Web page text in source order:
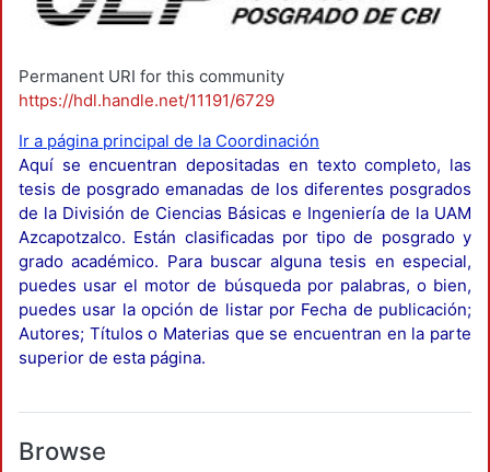
Permanent URI for this community
https://hdl.handle.net/11191/6729
Ir a página principal de la Coordinación
Aquí se encuentran depositadas en texto completo, las
tesis de posgrado emanadas de los diferentes posgrados
de la División de Ciencias Básicas e Ingeniería de la UAM
Azcapotzalco. Están clasificadas por tipo de posgrado y
grado académico. Para buscar alguna tesis en especial,
puedes usar el motor de búsqueda por palabras, o bien,
puedes usar la opción de listar por Fecha de publicación;
Autores; Títulos o Materias que se encuentran en la parte
superior de esta página.
Browse